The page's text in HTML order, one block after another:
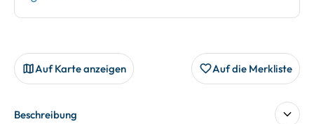
Auf Karte anzeigen Auf die Merkliste
Beschreibung